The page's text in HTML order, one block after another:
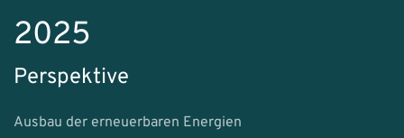
2025
Perspektive
Ausbau der erneuerbaren Energien